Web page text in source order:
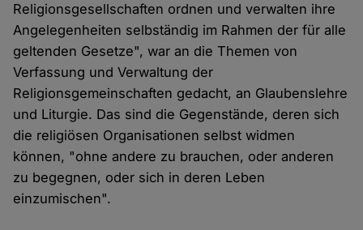
Religionsgesellschaften ordnen und verwalten ihre
Angelegenheiten selbständig im Rahmen der für alle
geltenden Gesetze", war an die Themen von
Verfassung und Verwaltung der
Religionsgemeinschaften gedacht, an Glaubenslehre
und Liturgie. Das sind die Gegenstände, deren sich
die religiösen Organisationen selbst widmen
können, "ohne andere zu brauchen, oder anderen
zu begegnen, oder sich in deren Leben
einzumischen".